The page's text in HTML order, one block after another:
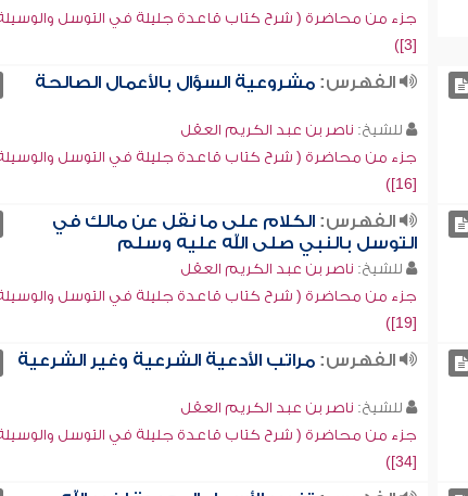
جزء من محاضرة ( شرح كتاب قاعدة جليلة في التوسل
[3])
الفهرس: مشروعية السؤال بالأعمال الصالحة
للشيخ: ناصر بن عبد الكريم العقل
جزء من محاضرة ( شرح كتاب قاعدة جليلة في التوسل
[16])
الفهرس: الكلام على ما نقل عن مالك في
التوسل بالنبي صلى الله عليه وسلم
للشيخ: ناصر بن عبد الكريم العقل
جزء من محاضرة ( شرح كتاب قاعدة جليلة في التوسل
[19])
الفهرس: مراتب الأدعية الشرعية وغير الشرعية
للشيخ: ناصر بن عبد الكريم العقل
جزء من محاضرة ( شرح كتاب قاعدة جليلة في التوسل
[34])